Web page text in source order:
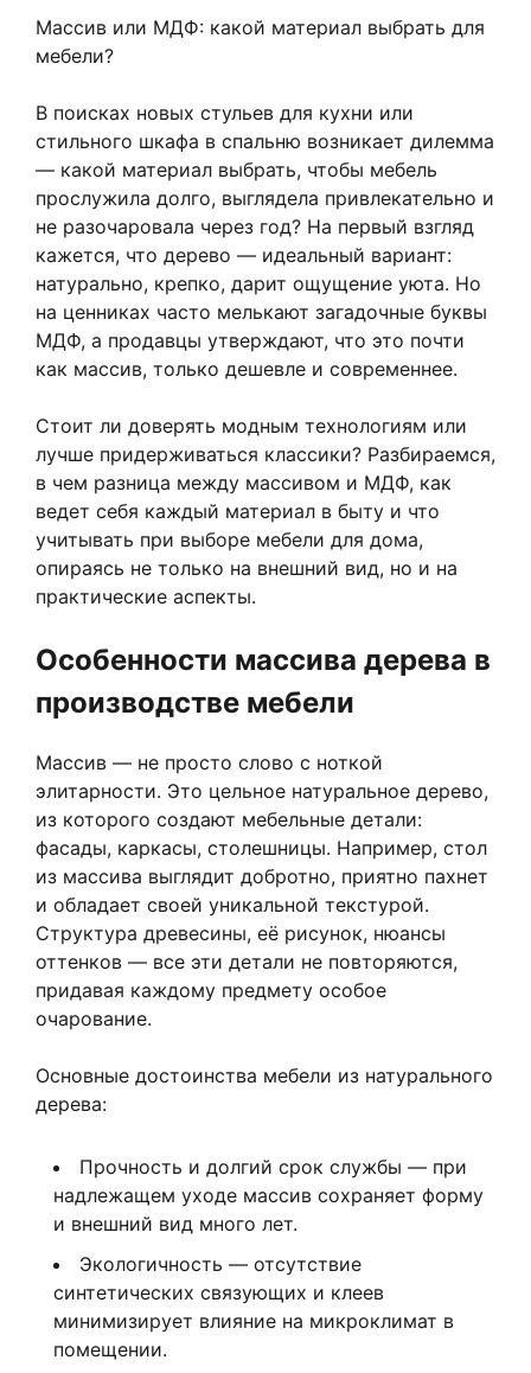
Массив или МДФ: какой материал выбрать для
мебели?
В поисках новых стульев для кухни или
стильного шкафа в спальню возникает дилемма
— какой материал выбрать, чтобы мебель
прослужила долго, выглядела привлекательно и
не разочаровала через год? На первый взгляд
кажется, что дерево — идеальный вариант:
натурально, крепко, дарит ощущение уюта. Но
на ценниках часто мелькают загадочные буквы
МДФ, а продавцы утверждают, что это почти
как массив, только дешевле и современнее.
Стоит ли доверять модным технологиям или
лучше придерживаться классики? Разбираемся,
в чем разница между массивом и МДФ, как
ведет себя каждый материал в быту и что
учитывать при выборе мебели для дома,
опираясь не только на внешний вид, но и на
практические аспекты.
Особенности массива дерева в
производстве мебели
Массив — не просто слово с ноткой
элитарности. Это цельное натуральное дерево,
из которого создают мебельные детали:
фасады, каркасы, столешницы. Например, стол
из массива выглядит добротно, приятно пахнет
и обладает своей уникальной текстурой.
Структура древесины, её рисунок, нюансы
оттенков — все эти детали не повторяются,
придавая каждому предмету особое
очарование.
Основные достоинства мебели из натурального
дерева:
Прочность и долгий срок службы — при
надлежащем уходе массив сохраняет форму
и внешний вид много лет.
Экологичность — отсутствие
синтетических связующих и клеев
минимизирует влияние на микроклимат в
помещении.